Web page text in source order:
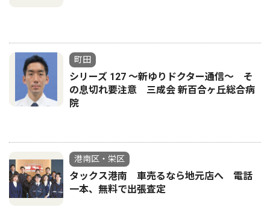
町田
シリーズ 127 〜新ゆりドクター通信〜 そ
の息切れ要注意 三成会 新百合ヶ丘総合病
院
港南区・栄区
タックス港南 車売るなら地元店へ 電話
一本、無料で出張査定